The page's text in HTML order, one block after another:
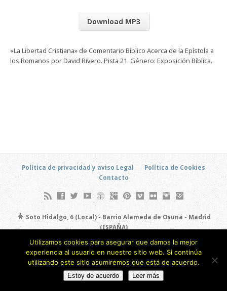
Download MP3
«La Libertad Cristiana» de Comentario Bíblico Acerca de la Epístola a
los Romanos por David Rivero. Pista 21. Género: Exposición Bíblica.
Política de privacidad y aviso Legal
Política de Cookies
Contacto
Soto Hidalgo, 6 (Local) - Barrio Alameda de Osuna - Madrid
(ESPAÑA)
Copyright © 2026
Utilizamos cookies para asegurar que damos la mejor
experiencia al usuario en nuestro sitio web. Si continúa
utilizando este sitio asumiremos que está de acuerdo.
Estoy de acuerdo Leer más